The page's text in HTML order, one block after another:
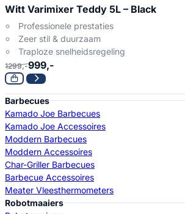
Witt Varimixer Teddy 5L – Black
Professionele prestaties
Zeer stil & duurzaam
Traploze snelheidsregeling
1299,-999,-
Barbecues
Kamado Joe Barbecues
Kamado Joe Accessoires
Moddern Barbecues
Moddern Accessoires
Char-Griller Barbecues
Barbecue Accessoires
Meater Vleesthermometers
Robotmaaiers